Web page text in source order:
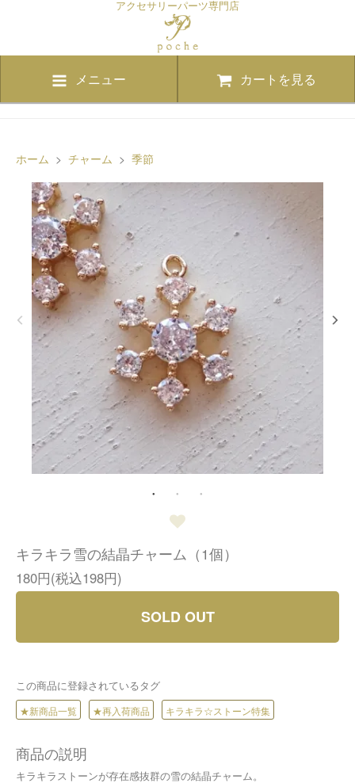
アクセサリーパーツ専門店
メニュー カートを見る
ホーム > チャーム > 季節
キラキラ雪の結晶チャーム（1個）
180円(税込198円)
SOLD OUT
この商品に登録されているタグ
★新商品一覧 ★再入荷商品 キラキラ☆ストーン特集
商品の説明
キラキラストーンが存在感抜群の雪の結晶チャーム。